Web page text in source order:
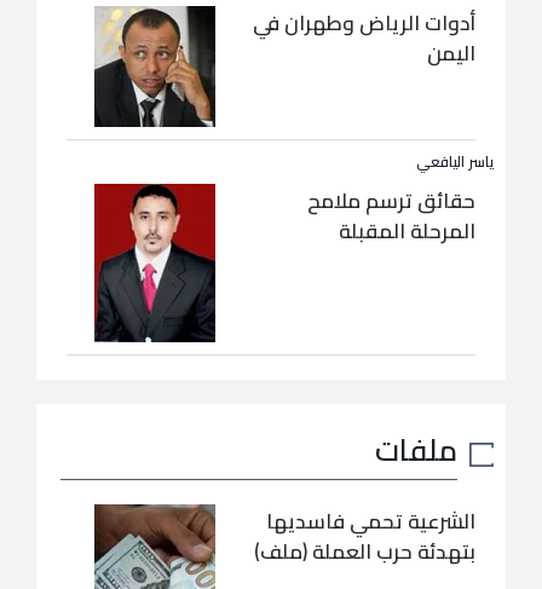
أدوات الرياض وطهران في
اليمن
ياسر اليافعي
حقائق ترسم ملامح
المرحلة المقبلة
ملفات
الشرعية تحمي فاسديها
بتهدئة حرب العملة (ملف)